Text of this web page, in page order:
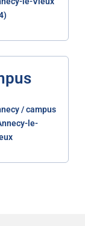
/ campus
le-